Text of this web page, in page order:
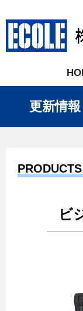
更新情報
PRODUCTS
ビ